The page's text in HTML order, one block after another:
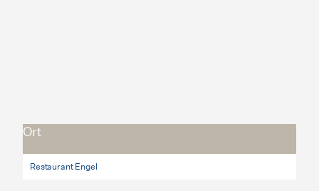
Ort
Restaurant Engel